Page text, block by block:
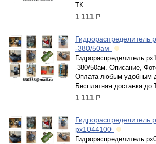
ТК
1 111 р.
Гидрораспределитель
-380/50ам
Гидрораспределитель
-380/50ам. Описание,
Оплата любым удобным
Бесплатная доставка до
1 111 р.
Гидрораспределитель
рх1044100
Гидрораспределитель